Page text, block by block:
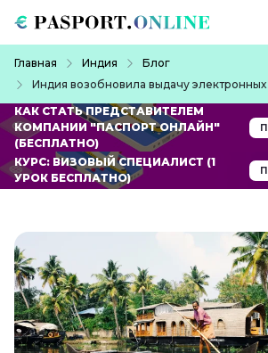
Главная Индия
Блог
Индия возобновила выдачу электронных
КАК СТАТЬ ПРЕДСТАВИТЕЛЕМ
КОМПАНИИ "ПАСПОРТ ОНЛАЙН"
(БЕСПЛАТНО)
КУРС: ВИЗОВЫЙ СПЕЦИАЛИСТ (1
УРОК БЕСПЛАТНО)